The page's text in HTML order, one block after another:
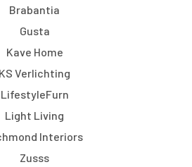
Brabantia
Gusta
Kave Home
KS Verlichting
LifestyleFurn
Light Living
Interiors
Zusss